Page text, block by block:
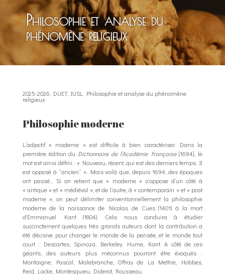
Philosophie et analyse du
phénomène religieux
2025-2026 DUET, IUSL Philosophie et analyse du phénomène
religieux
Philosophie moderne
L’adjectif « moderne » est difficile à bien caractériser. Dans la
première édition du Dictionnaire de l’Académie Française[1694], le
mot est ainsi défini : « Nouveau, récent, qui est des derniers temps. Il
est opposé à “ancien” ». Mais voilà que, depuis 1694, des époques
ont passé… Si on retient que « moderne » s’oppose d’un côté à
« antique » et « médiéval », et de l’autre, à « contemporain » et « post
moderne », on peut délimiter conventionnellement la philosophie
moderne de la naissance de Nicolas de Cues (1401) à la mort
d’Emmanuel Kant (1804). Cela nous conduira à étudier
succinctement quelques très grands auteurs dont la contribution a
été décisive pour changer le monde de la pensée, et le monde tout
court : Descartes, Spinoza, Berkeley, Hume, Kant. A côté de ces
géants, des auteurs plus méconnus pourront être évoqués :
Montaigne, Pascal, Malebranche, Offray de La Mettrie, Hobbes,
Reid, Locke, Montesquieu, Diderot, Rousseau.